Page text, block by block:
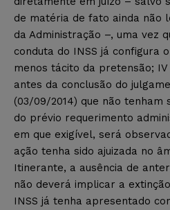
de matéria de fato ainda não
da Administração –, uma vez
conduta do INSS já configura
menos tácito da pretensão;
antes da conclusão do
(03/09/2014) que não
do prévio requerimento
em que exigível, será
ação tenha sido ajuizada no
Itinerante, a ausência de
não deverá implicar a
INSS já tenha apresentado